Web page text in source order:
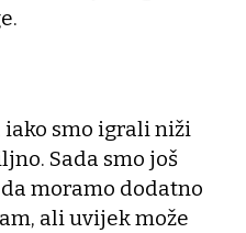
smo igrali niži
Sada smo još
moramo dodatno
ali uvijek može